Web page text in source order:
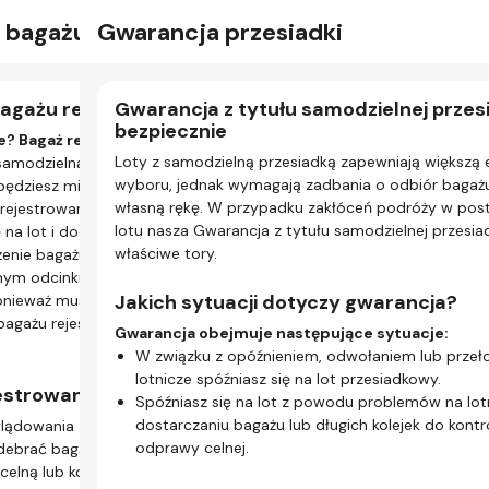
Wsparcie Moje rezerwacje
loty
z samodzielną przesiadką masz oddzielne bilety, co
są ze sobą powiązane. Wymaga to osobnej odprawy
przesiadka w kontekście Twojej
odprawić się trzy razy – po jednym razie na każdy
przesiadką.
zasady.
bagażu i karty pokładowe mogą się różnić. Zawsze
linii lotniczej, którą podróżujesz.
się różnią.
odprawę online lub w aplikacji, inne wymagają
lub w kiosku na lotnisku.
rejestrowanego”
rejestrowanego”
Bagaż rejestrowany nie wchodzi w grę.
przesiadką obejmuje międzylądowanie
mieć wystarczająco dużo czasu na odebranie i
oraz przejście kontroli bezpieczeństwa.
na lot i dodatkowych trudności, w takich sytuacjach
bagażu rejestrowanego.
odcinku podróży można nadać bagaż, nie można
musisz zarządzać swoimi przesiadkami na
rejestrowanego — nie będzie można go zabrać
nie wchodzi w grę:
zazwyczaj trzeba:
bagaż;
lub kontrolę paszportową (jeśli jest to
Gwarancja przesiadki
Gwarancja z tytułu samodzielnej
bezpiecznie
Loty z samodzielną przesiadką zapewniają
wyboru, jednak wymagają zadbania o odbiór
własną rękę. W przypadku zakłóceń podróży w
lotu nasza Gwarancja z tytułu samodzielnej
właściwe tory.
Jakich sytuacji dotyczy gwarancja?
Gwarancja obejmuje następujące sytuacje:
W związku z opóźnieniem, odwołaniem lub
lotnicze spóźniasz się na lot przesiadkowy.
Spóźniasz się na lot z powodu problemów na
dostarczaniu bagażu lub długich kolejek do
odprawy celnej.